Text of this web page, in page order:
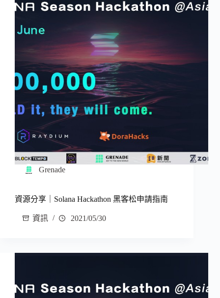
Grenade
資源分享｜Solana Hackathon 黑客松申請指南
資訊 2021/05/30